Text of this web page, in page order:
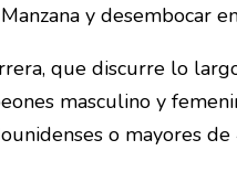
y desembocar
que discurre lo
masculino y
o mayores de